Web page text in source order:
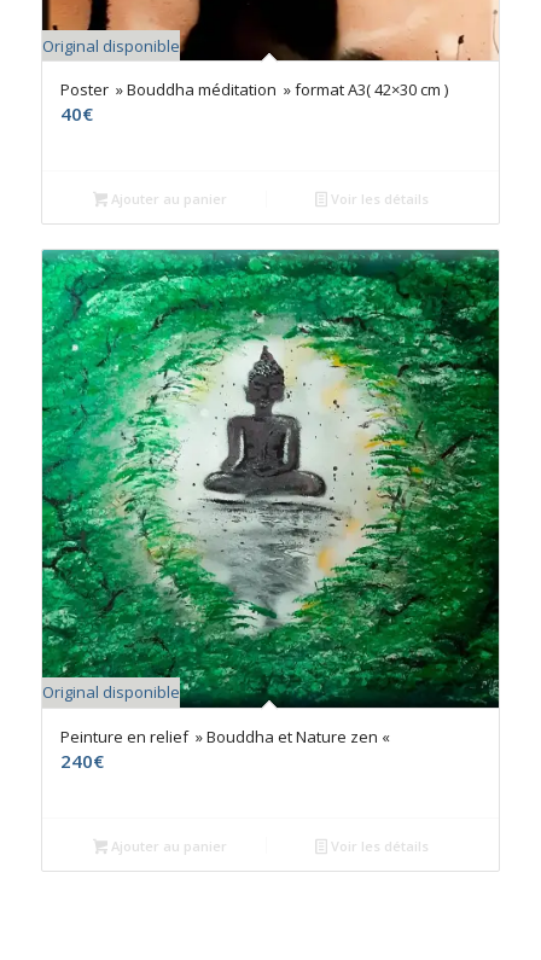
Original disponible
Poster » Bouddha méditation » format A3( 42×30 cm )
40€
Ajouter au panier Voir les détails
Original disponible
Peinture en relief » Bouddha et Nature zen «
240€
Ajouter au panier Voir les détails